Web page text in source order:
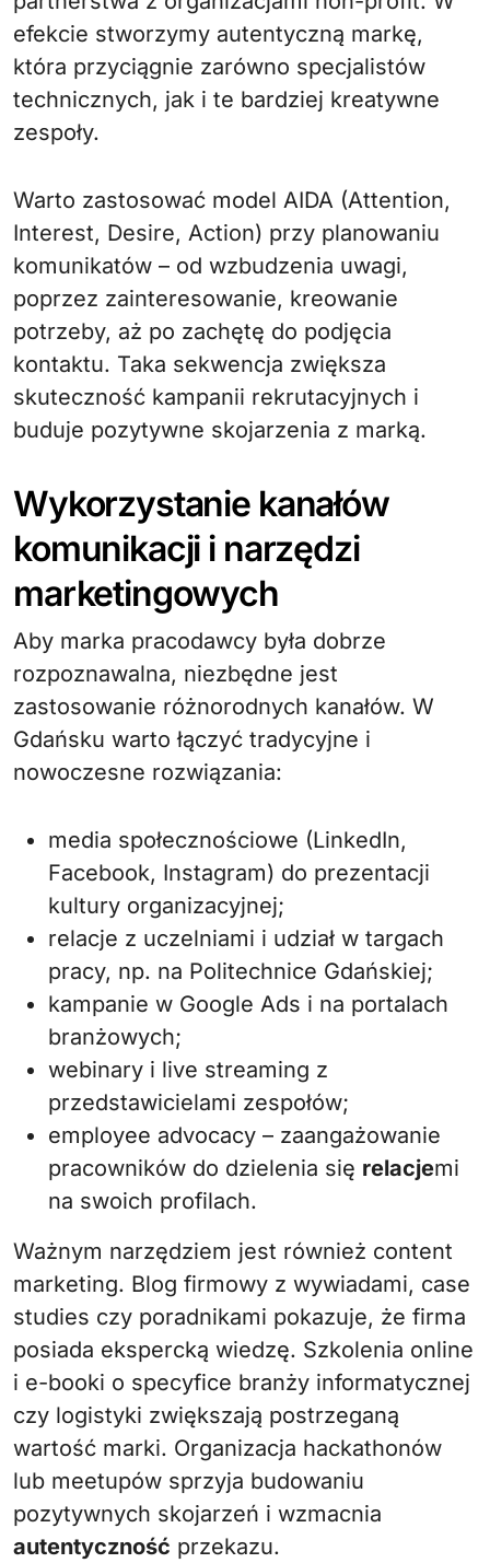
efekcie stworzymy autentyczną markę,
która przyciągnie zarówno specjalistów
technicznych, jak i te bardziej kreatywne
zespoły.
Warto zastosować model AIDA (Attention,
Interest, Desire, Action) przy planowaniu
komunikatów – od wzbudzenia uwagi,
poprzez zainteresowanie, kreowanie
potrzeby, aż po zachętę do podjęcia
kontaktu. Taka sekwencja zwiększa
skuteczność kampanii rekrutacyjnych i
buduje pozytywne skojarzenia z marką.
Wykorzystanie kanałów
komunikacji i narzędzi
marketingowych
Aby marka pracodawcy była dobrze
rozpoznawalna, niezbędne jest
zastosowanie różnorodnych kanałów. W
Gdańsku warto łączyć tradycyjne i
nowoczesne rozwiązania:
media społecznościowe (LinkedIn,
Facebook, Instagram) do prezentacji
kultury organizacyjnej;
relacje z uczelniami i udział w targach
pracy, np. na Politechnice Gdańskiej;
kampanie w Google Ads i na portalach
branżowych;
webinary i live streaming z
przedstawicielami zespołów;
employee advocacy – zaangażowanie
pracowników do dzielenia się relacjemi
na swoich profilach.
Ważnym narzędziem jest również content
marketing. Blog firmowy z wywiadami, case
studies czy poradnikami pokazuje, że firma
posiada ekspercką wiedzę. Szkolenia online
i e-booki o specyfice branży informatycznej
czy logistyki zwiększają postrzeganą
wartość marki. Organizacja hackathonów
lub meetupów sprzyja budowaniu
pozytywnych skojarzeń i wzmacnia
autentyczność przekazu.